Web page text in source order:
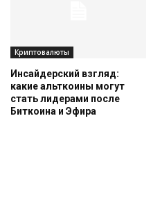
Криптовалюты
Инсайдерский взгляд:
какие альткоины могут
стать лидерами после
Биткоина и Эфира